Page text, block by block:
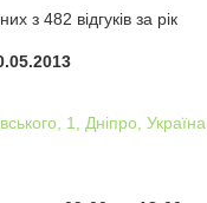
з 482 відгуків за рік
1, Дніпро, Україна